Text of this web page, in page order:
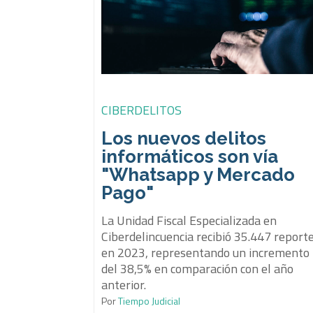
CIBERDELITOS
Los nuevos delitos
informáticos son vía
"Whatsapp y Mercado
Pago"
La Unidad Fiscal Especializada en
Ciberdelincuencia recibió 35.447
en 2023, representando un incremento
del 38,5% en comparación con el año
anterior.
PorTiempo Judicial